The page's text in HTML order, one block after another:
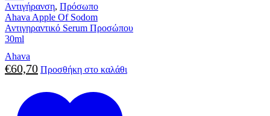
Αντιγήρανση, Πρόσωπο
Ahava Apple Of Sodom
Αντιγηραντικό Serum Προσώπου
30ml
Ahava
€60,70 Προσθήκη στο καλάθι